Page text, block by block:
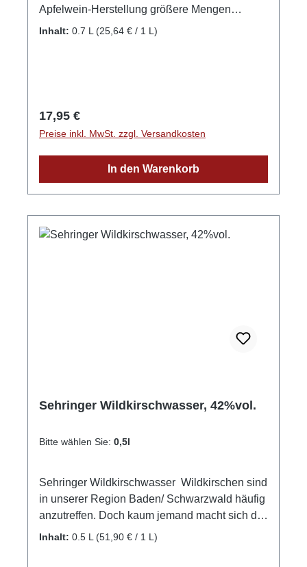
Apfelwein-Herstellung größere Mengen
Apfeltrester (ausgepresstes Apfelfruchtfleisch)
vortrefflich miteinander verein. GPSR-
Informationen HerstellerFirma: Obsthof
Sehringer GbRLand: DeutschlandStadt:
MengenStraße: Hauptstr. 1aPostleitzahl:
Inhalt: 0.7 L (25,64 € / 1 L)
Regulärer Preis:
17,95 €
Preise inkl. MwSt. zzgl. Versandkosten
In den Warenkorb
Sehringer Wildkirschwasser, 42%vol.
Bitte wählen Sie: 0,5l
Sehringer Wildkirschwasser Wildkirschen sind
in unserer Region Baden/ Schwarzwald häufig
anzutreffen. Doch kaum jemand macht sich die
Mühe, diese winzig kleinen, sehr aromatischen
Inhalt: 0.5 L (51,90 € / 1 L)